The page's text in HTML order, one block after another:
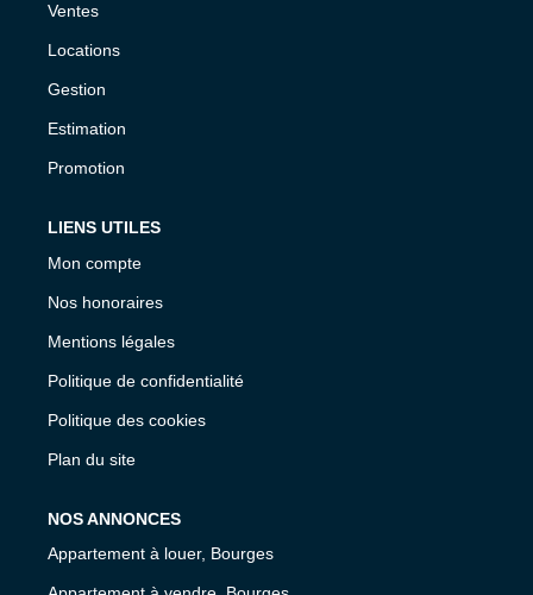
Ventes
Locations
Gestion
Estimation
Promotion
LIENS UTILES
Mon compte
Nos honoraires
Mentions légales
Politique de confidentialité
Politique des cookies
Plan du site
NOS ANNONCES
Appartement à louer, Bourges